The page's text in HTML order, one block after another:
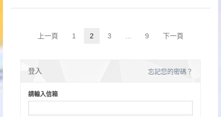
上一頁 Page
1 Page
2 Page
3 Page
9 下一頁
登入 忘記您的密碼？
請輸入信箱